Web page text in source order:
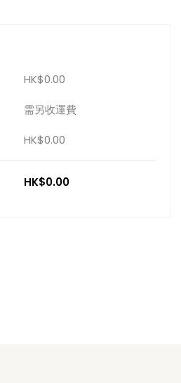
HK$0.00
需另收運費
HK$0.00
HK$0.00